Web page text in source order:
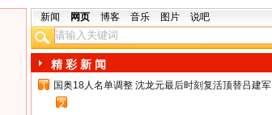
新闻 网页 博客 音乐 图片 说吧
精 彩 新 闻
1
国奥18人名单调整 沈龙元最后时刻复活顶替吕建军
2